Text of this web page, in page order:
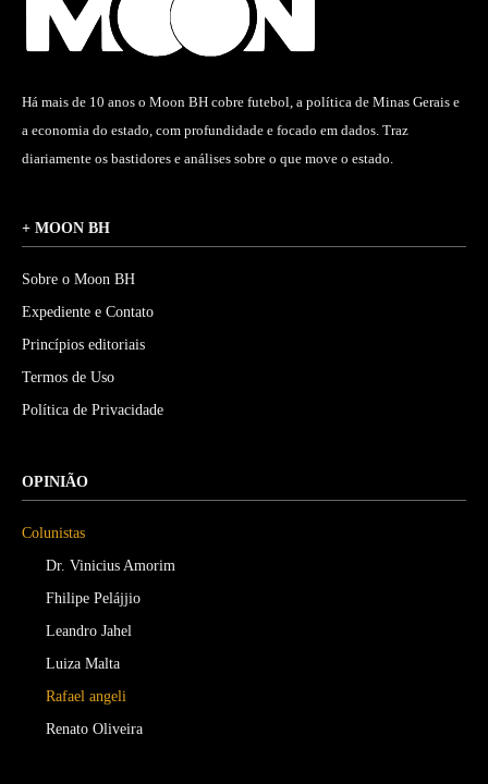
Há mais de 10 anos o Moon BH cobre futebol, a política de Minas Gerais e
a economia do estado, com profundidade e focado em dados. Traz
diariamente os bastidores e análises sobre o que move o estado.
+ MOON BH
Sobre o Moon BH
Expediente e Contato
Princípios editoriais
Termos de Uso
Política de Privacidade
OPINIÃO
Colunistas
Dr. Vinicius Amorim
Fhilipe Pelájjio
Leandro Jahel
Luiza Malta
Rafael angeli
Renato Oliveira